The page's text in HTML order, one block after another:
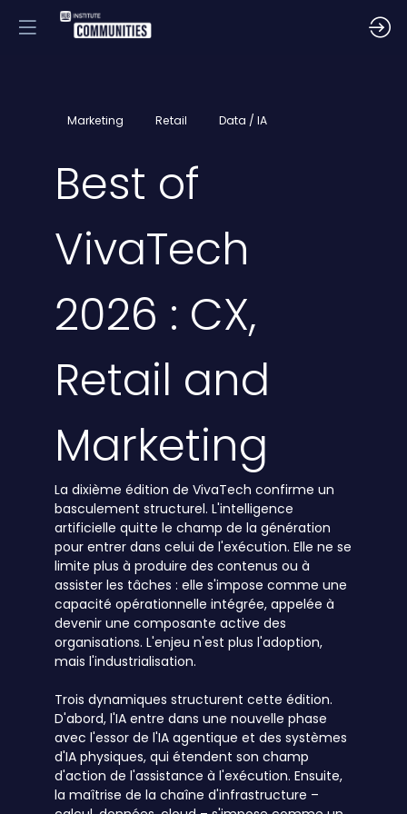
Marketing Retail Data / IA
Best of
VivaTech
2026 : CX,
Retail and
Marketing
La dixième édition de VivaTech confirme un
basculement structurel. L'intelligence
artificielle quitte le champ de la génération
pour entrer dans celui de l'exécution. Elle ne se
limite plus à produire des contenus ou à
assister les tâches : elle s'impose comme une
capacité opérationnelle intégrée, appelée à
devenir une composante active des
organisations. L'enjeu n'est plus l'adoption,
mais l'industrialisation.
Trois dynamiques structurent cette édition.
D'abord, l'IA entre dans une nouvelle phase
avec l'essor de l'IA agentique et des systèmes
d'IA physiques, qui étendent son champ
d'action de l'assistance à l'exécution. Ensuite,
la maîtrise de la chaîne d'infrastructure –